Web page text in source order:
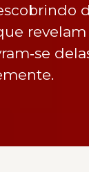
revelam